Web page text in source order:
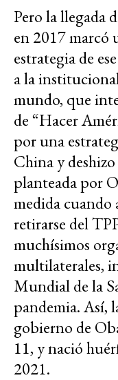
Pero la llegada
en 2017 marcó
estrategia de
a la
mundo, que
de “Hacer
por una
China y
planteada por
medida
retirarse del
muchísimos
multilaterales,
Mundial de la
pandemia. Así,
gobierno de
11, y nació
2021.